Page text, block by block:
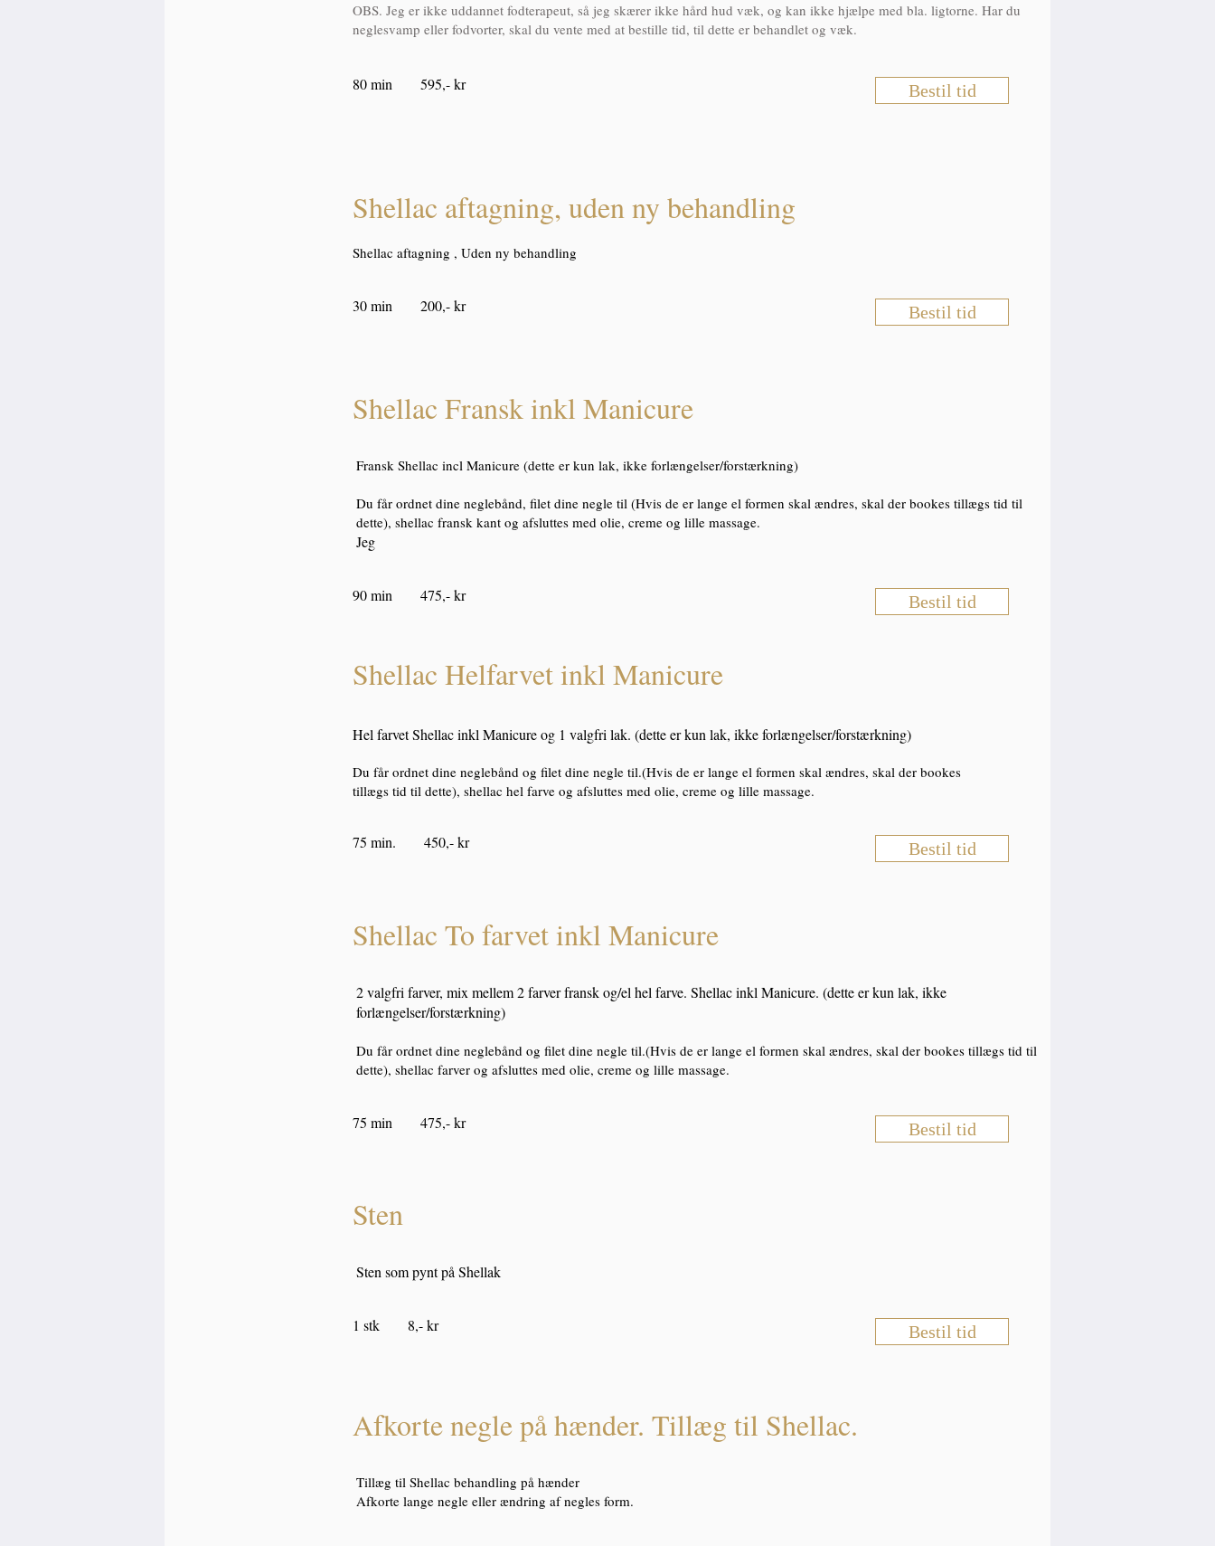
OBS. Jeg er ikke uddannet fodterapeut, så jeg skærer ikke hård hud væk, og kan ikke hjælpe med bla. ligtorne. Har du
neglesvamp eller fodvorter, skal du vente med at bestille tid, til dette er behandlet og væk.
80 min 595,- kr Bestil tid
Shellac aftagning, uden ny behandling
Shellac aftagning , Uden ny behandling
30 min 200,- kr Bestil tid
Shellac Fransk inkl Manicure
Fransk Shellac incl Manicure (dette er kun lak, ikke forlængelser/forstærkning)
Du får ordnet dine neglebånd, filet dine negle til (Hvis de er lange el formen skal ændres, skal der bookes tillægs tid til
dette), shellac fransk kant og afsluttes med olie, creme og lille massage.
Jeg
90 min 475,- kr Bestil tid
Shellac Helfarvet inkl Manicure
Hel farvet Shellac inkl Manicure og 1 valgfri lak. (dette er kun lak, ikke forlængelser/forstærkning)
Du får ordnet dine neglebånd og filet dine negle til.(Hvis de er lange el formen skal ændres, skal der bookes
tillægs tid til dette), shellac hel farve og afsluttes med olie, creme og lille massage.
75 min. 450,- kr Bestil tid
Shellac To farvet inkl Manicure
2 valgfri farver, mix mellem 2 farver fransk og/el hel farve. Shellac inkl Manicure. (dette er kun lak, ikke
forlængelser/forstærkning)
Du får ordnet dine neglebånd og filet dine negle til.(Hvis de er lange el formen skal ændres, skal der bookes tillægs tid til
dette), shellac farver og afsluttes med olie, creme og lille massage.
75 min 475,- kr Bestil tid
Sten
Sten som pynt på Shellak
1 stk 8,- kr Bestil tid
Afkorte negle på hænder. Tillæg til Shellac.
Tillæg til Shellac behandling på hænder
Afkorte lange negle eller ændring af negles form.